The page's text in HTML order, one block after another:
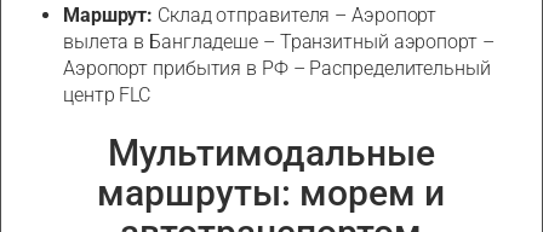
Маршрут: Склад отправителя – Аэропорт
вылета в Бангладеше – Транзитный аэропорт –
Аэропорт прибытия в РФ – Распределительный
центр FLC
Мультимодальные
маршруты: морем и